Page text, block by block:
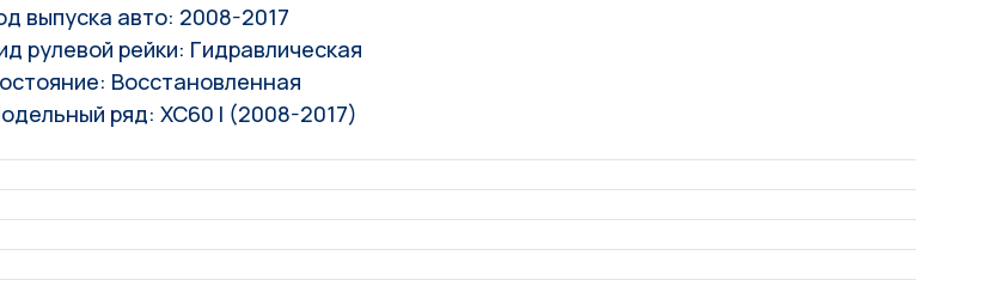
выпуска авто: 2008-2017
рулевой рейки: Гидравлическая
Восстановленная
ряд: XC60 I (2008-2017)